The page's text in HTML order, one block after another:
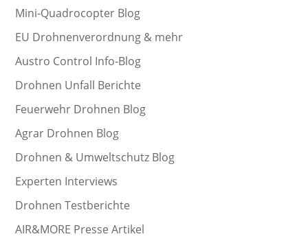
Mini-Quadrocopter Blog
EU Drohnenverordnung & mehr
Austro Control Info-Blog
Drohnen Unfall Berichte
Feuerwehr Drohnen Blog
Agrar Drohnen Blog
Drohnen & Umweltschutz Blog
Experten Interviews
Drohnen Testberichte
AIR&MORE Presse Artikel